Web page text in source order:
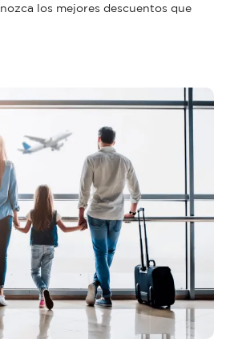
los mejores descuentos que